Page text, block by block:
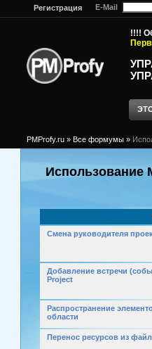
Регистрация E-Mail
!!!!
PMProfy.ru » Все формумы »
Использование
Смена руководителя
Добавление встречи
Project
Распространение
области
Перенос ресурсов из